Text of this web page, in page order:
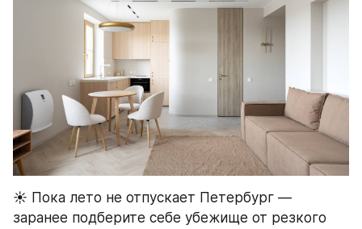
☀️ Пока лето не отпускает Петербург —
заранее подберите себе убежище от резкого